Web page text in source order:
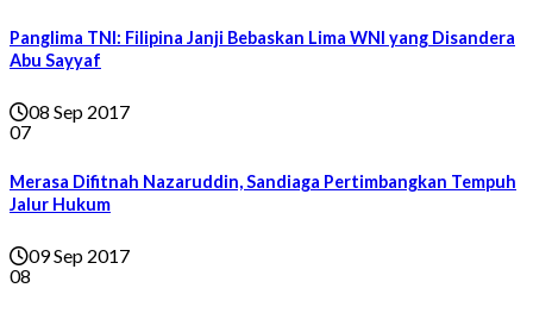
Panglima TNI: Filipina Janji Bebaskan Lima WNI yang Disandera
Abu Sayyaf
08 Sep 2017
07
Merasa Difitnah Nazaruddin, Sandiaga Pertimbangkan Tempuh
Jalur Hukum
09 Sep 2017
08